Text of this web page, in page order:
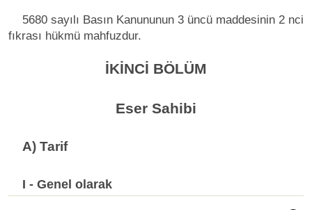
5680 sayılı Basın Kanununun 3 üncü maddesinin 2 nci
fıkrası hükmü mahfuzdur.
İKİNCİ BÖLÜM
Eser Sahibi
A) Tarif
I - Genel olarak